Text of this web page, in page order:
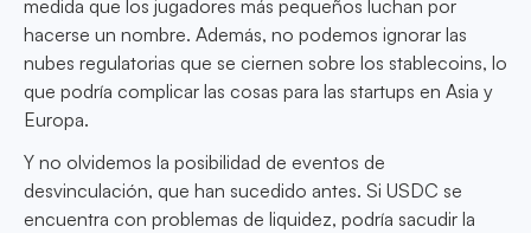
medida que los jugadores más pequeños luchan por
hacerse un nombre. Además, no podemos ignorar las
nubes regulatorias que se ciernen sobre los stablecoins, lo
que podría complicar las cosas para las startups en Asia y
Europa.
Y no olvidemos la posibilidad de eventos de
desvinculación, que han sucedido antes. Si USDC se
encuentra con problemas de liquidez, podría sacudir la